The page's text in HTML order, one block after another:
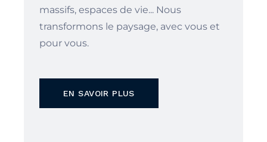
massifs, espaces de vie... Nous
transformons le paysage, avec vous et
pour vous.
EN SAVOIR PLUS